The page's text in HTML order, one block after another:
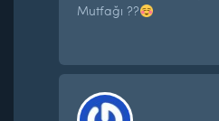
Mutfağı ??